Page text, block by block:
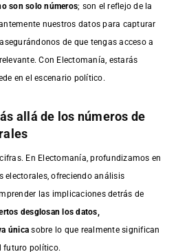
son solo números; son el reflejo de la
nuestros datos para capturar
de que tengas acceso a
Con Electomanía, estarás
en el escenario político.
allá de los números de
En Electomanía, profundizamos en
electorales, ofreciendo análisis
las implicaciones detrás de
desglosan los datos,
única sobre lo que realmente significan
futuro político.